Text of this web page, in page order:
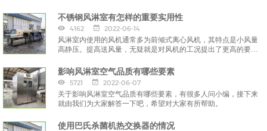
不锈钢风淋室有怎样的重要实用性
4162
2022-06-14
风淋室内使用的风机通常多为前倾式离心风机，其特点是小风量
高静压。提高送风量，无疑就是对风机的工况提出了更高的要
影响风淋室空气品质有哪些要素
5721
2022-06-07
关于影响风淋室空气品质有哪些要素，有很多人问小编，接下来
就由我们为大家解答一下吧，希望对大家有所帮助。
使用巴氏杀菌机热交换器的情况